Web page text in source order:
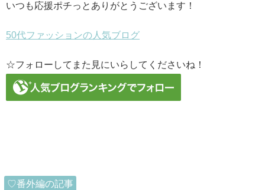
いつも応援ポチっとありがとうございます！
50代ファッションの人気ブログ
☆フォローしてまた見にいらしてくださいね！
♡番外編の記事